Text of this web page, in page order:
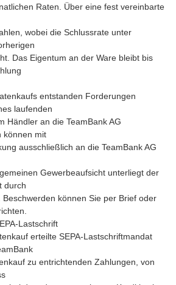
Raten. Über eine fest vereinbarte
wobei die Schlussrate unter
Das Eigentum an der Ware bleibt bis
entstanden Forderungen
laufenden
Händler an die TeamBank AG
können mit
ausschließlich an die TeamBank AG
Gewerbeaufsicht unterliegt der
durch
können Sie per Brief oder
Lastschrift
erteilte SEPA-Lastschriftmandat
zu entrichtenden Zahlungen, von